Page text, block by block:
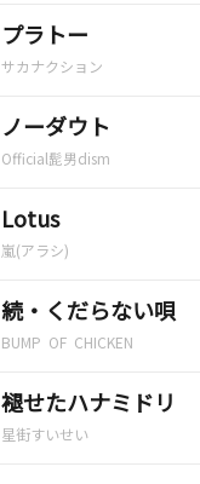
プラトー
サカナクション
ノーダウト
Official髭男dism
Lotus
嵐(アラシ)
続・くだらない唄
BUMP OF CHICKEN
褪せたハナミドリ
星街すいせい